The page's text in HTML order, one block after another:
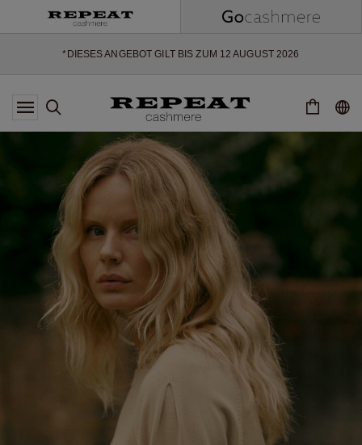
*GILT NICHT FÜR LIMITED EDITION
*AUSNAHMEN SIND MÖGLICH
NEUE CASHMERE-NEUHEITEN
WEICHE NEUE STYLES & FRISCHE FARBEN FÜR DIE KOMMENDE
SAISON
EXTRA 10% OFF SALE